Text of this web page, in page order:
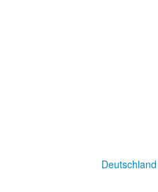
Deutschland